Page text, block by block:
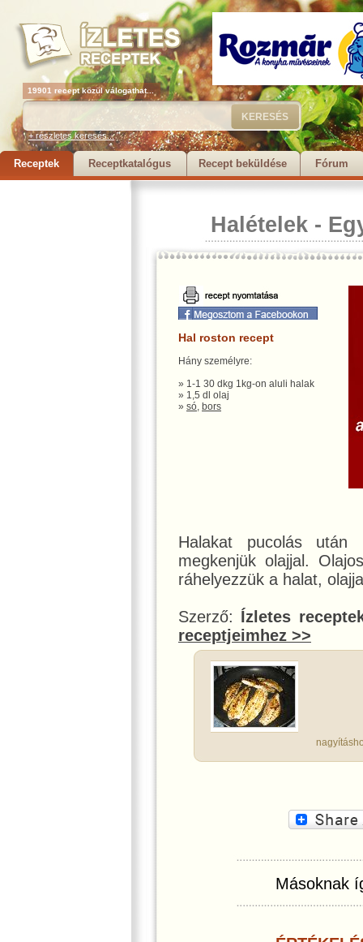
19901 recept közül válogathat...
+ részletes keresés...
Receptek Receptkatalógus Recept beküldése Fórum
Halételek -
Hal roston recept
Hány személyre:
» 1-1 30 dkg 1kg-on aluli halak
» 1,5 dl olaj
» só, bors
Halakat pucolás után
megkenjük olajjal.
ráhelyezzük a halat,
Szerző: Ízletes
receptjeimhez >>
Másoknak